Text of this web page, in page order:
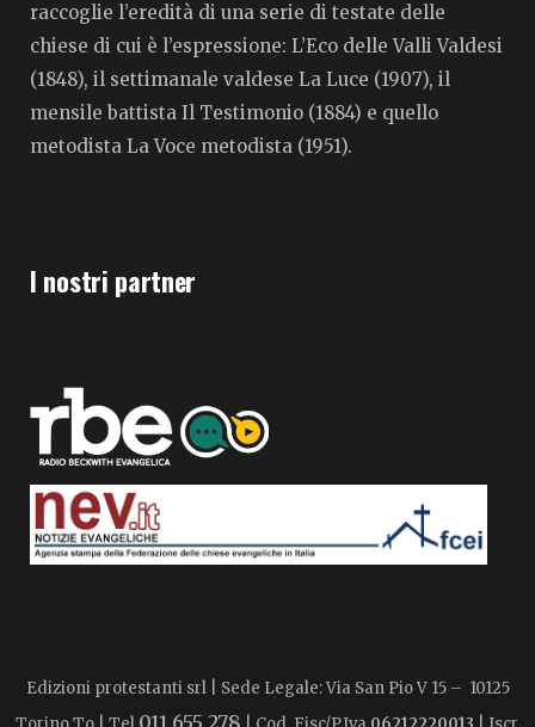
raccoglie l’eredità di una serie di testate delle
chiese di cui è l’espressione: L’Eco delle Valli Valdesi
(1848), il settimanale valdese La Luce (1907), il
mensile battista Il Testimonio (1884) e quello
metodista La Voce metodista (1951).
I nostri partner
Edizioni protestanti srl | Sede Legale: Via San Pio V 15 – 10125